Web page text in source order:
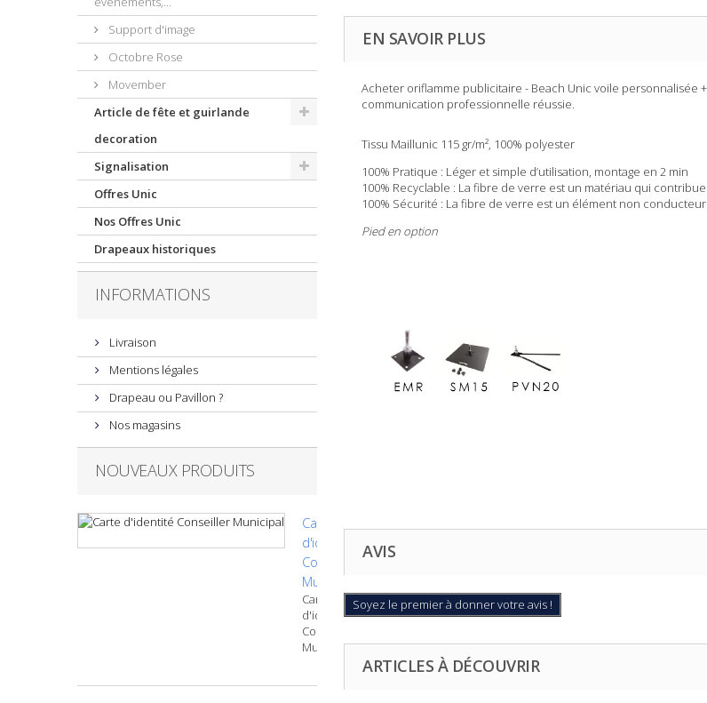
Support d'image
Octobre Rose
Movember
Article de fête et guirlande
decoration
Signalisation
Offres Unic
Nos Offres Unic
Drapeaux historiques
INFORMATIONS
Livraison
Mentions légales
Drapeau ou Pavillon ?
Nos magasins
NOUVEAUX PRODUITS
Carte
d'identité
Conseiller
Municipal
Carte
d'identité
Conseiller
Municipal
EN SAVOIR PLUS
Acheter oriflamme publicitaire - Beach Unic voile personnalisée
communication professionnelle réussie.
Tissu Maillunic 115 gr/m², 100% polyester
100% Pratique : Léger et simple d’utilisation, montage en 2 min
100% Recyclable : La fibre de verre est un matériau qui
100% Sécurité : La fibre de verre est un élément non conducteur.
Pied en option
AVIS
Soyez le premier à donner votre avis !
ARTICLES À DÉCOUVRIR